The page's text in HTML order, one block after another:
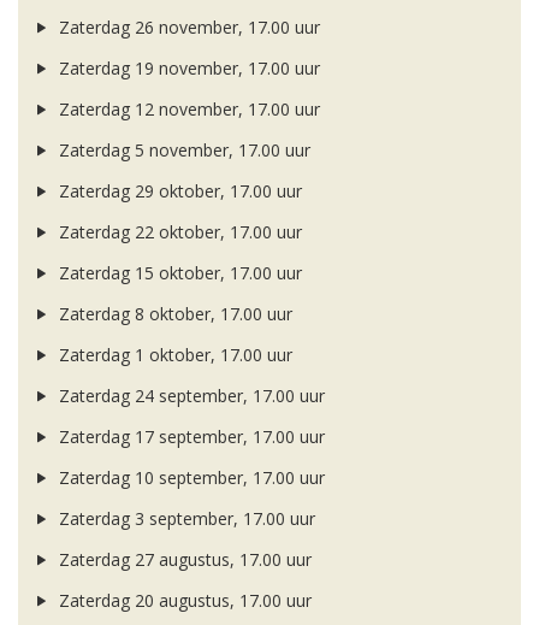
Zaterdag 26 november, 17.00 uur
Zaterdag 19 november, 17.00 uur
Zaterdag 12 november, 17.00 uur
Zaterdag 5 november, 17.00 uur
Zaterdag 29 oktober, 17.00 uur
Zaterdag 22 oktober, 17.00 uur
Zaterdag 15 oktober, 17.00 uur
Zaterdag 8 oktober, 17.00 uur
Zaterdag 1 oktober, 17.00 uur
Zaterdag 24 september, 17.00 uur
Zaterdag 17 september, 17.00 uur
Zaterdag 10 september, 17.00 uur
Zaterdag 3 september, 17.00 uur
Zaterdag 27 augustus, 17.00 uur
Zaterdag 20 augustus, 17.00 uur